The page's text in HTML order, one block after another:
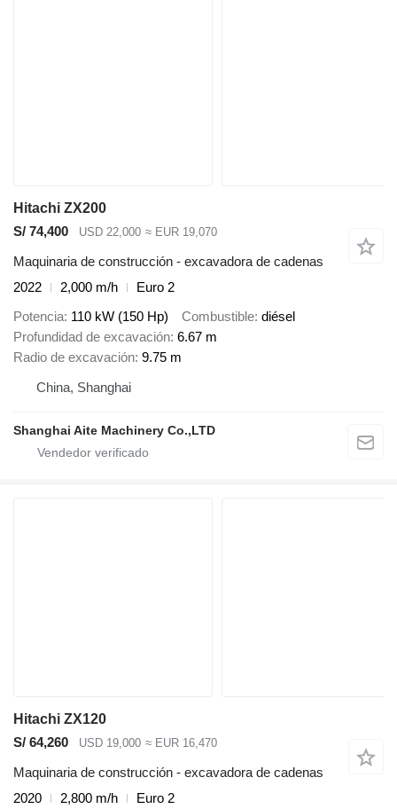
Hitachi ZX200
S/ 74,400
USD 22,000 ≈ EUR 19,070
Maquinaria de construcción - excavadora de cadenas
2022
2,000 m/h
Euro 2
Potencia 110 kW (150 Hp) Combustible diésel
Profundidad de excavación 6.67 m
Radio de excavación 9.75 m
China, Shanghai
Shanghai Aite Machinery Co.,LTD
Hitachi ZX120
S/ 64,260
USD 19,000 ≈ EUR 16,470
Maquinaria de construcción - excavadora de cadenas
2020
2,800 m/h
Euro 2